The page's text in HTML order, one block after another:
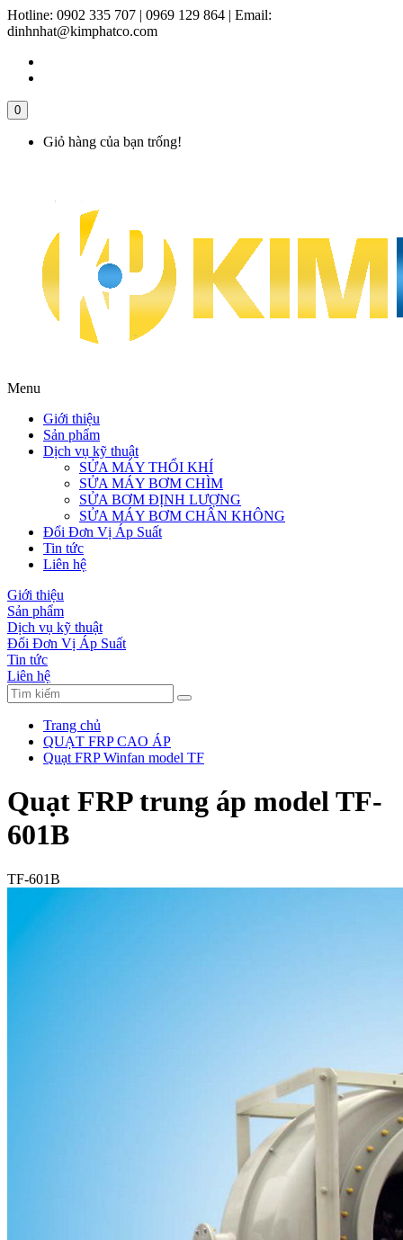
Hotline: 0902 335 707 | 0969 129 864 | Email:
dinhnhat@kimphatco.com
0
Giỏ hàng của bạn trống!
Menu
Giới thiệu
Sản phẩm
Dịch vụ kỹ thuật
SỬA MÁY THỔI KHÍ
SỬA MÁY BƠM CHÌM
SỬA BƠM ĐỊNH LƯỢNG
SỬA MÁY BƠM CHÂN KHÔNG
Đổi Đơn Vị Áp Suất
Tin tức
Liên hệ
Giới thiệu
Sản phẩm
Dịch vụ kỹ thuật
Đổi Đơn Vị Áp Suất
Tin tức
Liên hệ
Trang chủ
QUẠT FRP CAO ÁP
Quạt FRP Winfan model TF
Quạt FRP trung áp model TF-
601B
TF-601B